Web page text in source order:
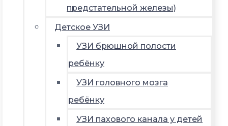
предстательной железы)
Детское УЗИ
УЗИ брюшной полости
ребёнку
УЗИ головного мозга
ребёнку
УЗИ пахового канала у детей